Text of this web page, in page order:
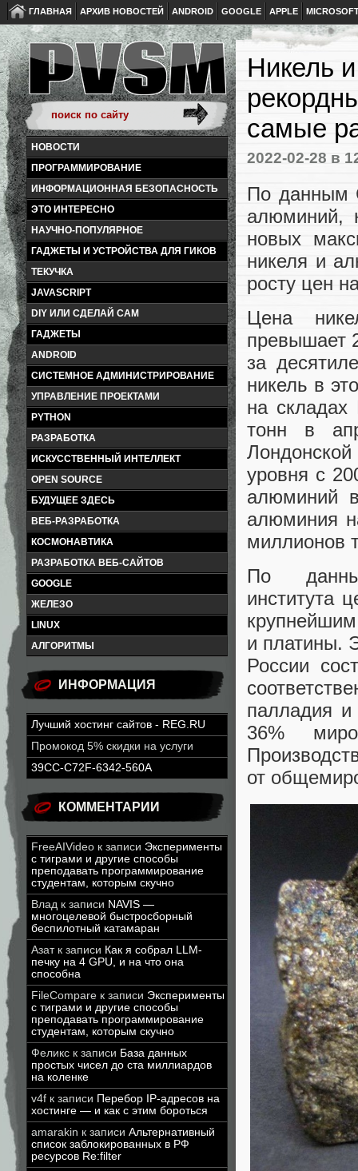
ГЛАВНАЯ АРХИВ НОВОСТЕЙ ANDROID GOOGLE APPLE
НОВОСТИ
ПРОГРАММИРОВАНИЕ
ИНФОРМАЦИОННАЯ БЕЗОПАСНОСТЬ
ЭТО ИНТЕРЕСНО
НАУЧНО-ПОПУЛЯРНОЕ
ГАДЖЕТЫ И УСТРОЙСТВА ДЛЯ ГИКОВ
ТЕКУЧКА
JAVASCRIPT
DIY ИЛИ СДЕЛАЙ САМ
ГАДЖЕТЫ
ANDROID
СИСТЕМНОЕ АДМИНИСТРИРОВАНИЕ
УПРАВЛЕНИЕ ПРОЕКТАМИ
PYTHON
РАЗРАБОТКА
ИСКУССТВЕННЫЙ ИНТЕЛЛЕКТ
OPEN SOURCE
БУДУЩЕЕ ЗДЕСЬ
ВЕБ-РАЗРАБОТКА
КОСМОНАВТИКА
РАЗРАБОТКА ВЕБ-САЙТОВ
GOOGLE
ЖЕЛЕЗО
LINUX
АЛГОРИТМЫ
ИНФОРМАЦИЯ
Лучший хостинг сайтов - REG.RU
Промокод 5% скидки на услуги
39CC-C72F-6342-560A
КОММЕНТАРИИ
FreeAIVideo к записи Эксперименты
с тиграми и другие способы
преподавать программирование
студентам, которым скучно
Влад к записи NAVIS —
многоцелевой быстросборный
беспилотный катамаран
Азатк записи Как я собрал LLM-
печку на 4 GPU, и на что она
способна
FileCompare к записи Эксперименты
с тиграми и другие способы
преподавать программирование
студентам, которым скучно
Феликс к записи База данных
простых чисел до ста миллиардов
на коленке
v4f к записи Перебор IP-адресов на
хостинге — и как с этим бороться
amarakin к записи Альтернативный
список заблокированных в РФ
ресурсов Re:filter
Никель
самые
2022-02-28 в
По данным
алюминий,
новых
никеля и
росту цен
Цена
превышает
за
никель в
на
тонн в
уровня с
алюминий
алюминия
миллионов
По
института
и платины.
России
палладия
36%
от